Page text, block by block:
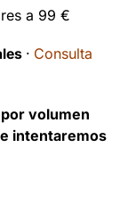
a 99 €
· Consulta
volumen
intentaremos